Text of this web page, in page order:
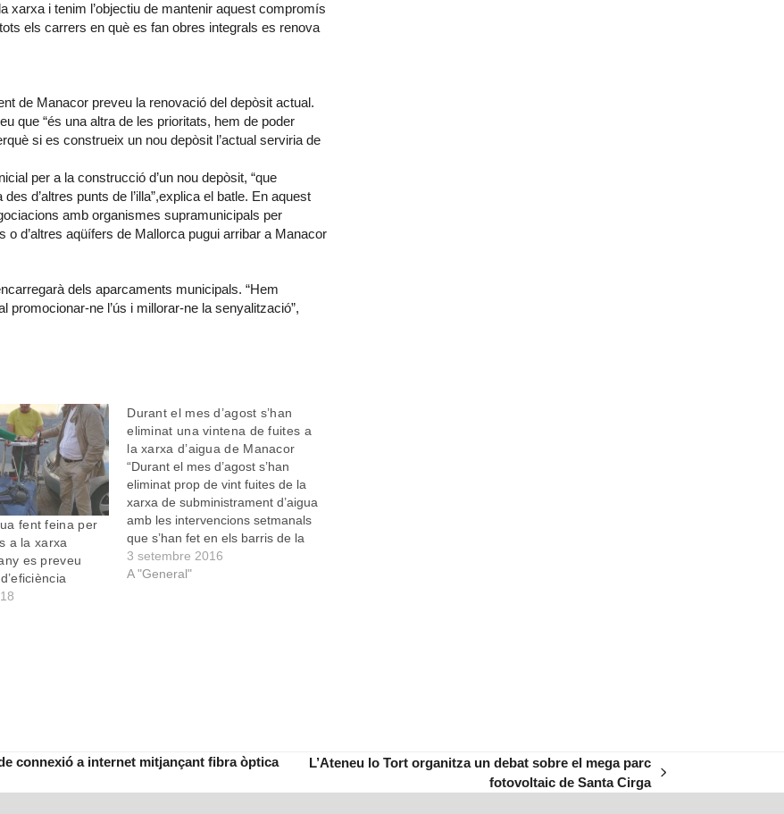
xarxa i tenim l’objectiu de mantenir aquest compromís
els carrers en què es fan obres integrals es renova
de Manacor preveu la renovació del depòsit actual.
que “és una altra de les prioritats, hem de poder
si es construeix un nou depòsit l’actual serviria de
per a la construcció d’un nou depòsit, “que
d’altres punts de l’illa”,explica el batle. En aquest
amb organismes supramunicipals per
o d’altres aqüífers de Mallorca pugui arribar a Manacor
dels aparcaments municipals. “Hem
promocionar-ne l’ús i millorar-ne la senyalització”,
fent feina per
a la xarxa
es preveu
Durant el mes d’agost s’han
eliminat una vintena de fuites a
la xarxa d’aigua de Manacor
“Durant el mes d’agost s’han
eliminat prop de vint fuites de la
xarxa de subministrament d’aigua
amb les intervencions setmanals
que s’han fet en els barris de la
zona nord de la ciutat”. Així ho ha
explicat Francesc Grimalt, el
3 setembre 2016
A "General"
connexió a internet mitjançant fibra òptica
L’Ateneu lo Tort organitza un debat sobre el mega parc
fotovoltaic de Santa Cirga